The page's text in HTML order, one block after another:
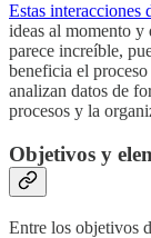
Estas interacciones
ideas al momento y
parece increíble,
beneficia el
analizan datos de
procesos y la
Objetivos y
Entre los objetivos